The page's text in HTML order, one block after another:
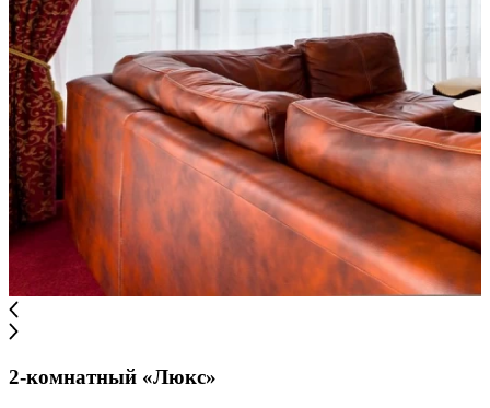
2-комнатный «Люкс»